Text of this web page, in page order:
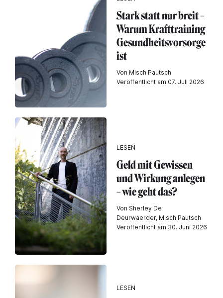
Stark statt nur breit –
Warum Krafttraining
Gesundheitsvorsorge
ist
Von Misch Pautsch
Veröffentlicht am 07. Juli 2026
LESEN
Geld mit Gewissen
und Wirkung anlegen
– wie geht das?
Von Sherley De
Deurwaerder, Misch Pautsch
Veröffentlicht am 30. Juni 2026
LESEN